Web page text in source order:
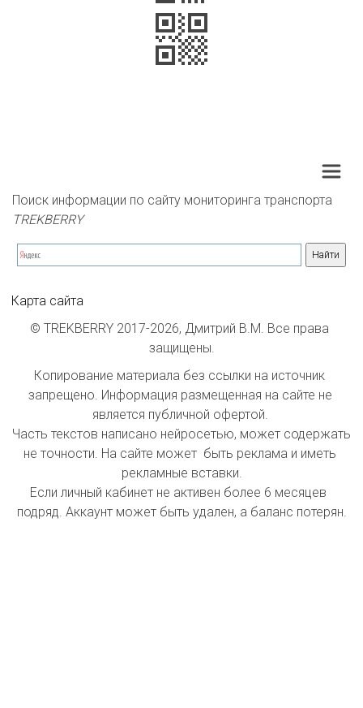
Поиск информации по сайту мониторинга транспорта
TREKBERRY
Карта сайта
© TREKBERRY 2017-2026, Дмитрий В.М. Все права
защищены.
Копирование материала без ссылки на источник
запрещено. Информация размещенная на сайте не
является публичной офертой.
Часть текстов написано нейросетью, может содержать
не точности. На сайте может  быть реклама и иметь
рекламные вставки.
Если личный кабинет не активен более 6 месяцев
подряд. Аккаунт может быть удален, а баланс потерян.